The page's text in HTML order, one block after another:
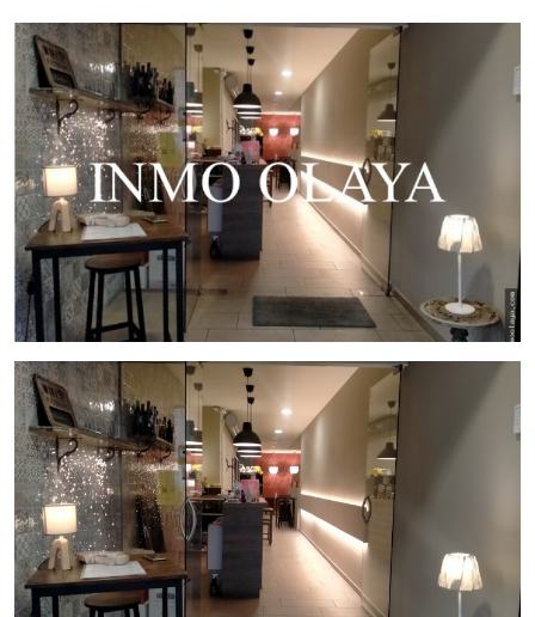
a trabajar desde el primer momento.
Traspaso 50.000€ y Alquiler actual 1.500€
Contáctenos para más información y/o agendar una cita en
nuestras oficinas.
Gestiona InmoOlaya
InmoOlaya, agencia líder en traspasos de hotelería, póngase
en contacto con nosotros, o visite nuestro portal;
encontrará la mayor selección de restaurantes y negocios de
hostelería en traspaso de Barcelona. Un asesor le
acompañara en todo el proceso, ahorrando tiempo y
seleccionando los mejores negocios para su proyecto.